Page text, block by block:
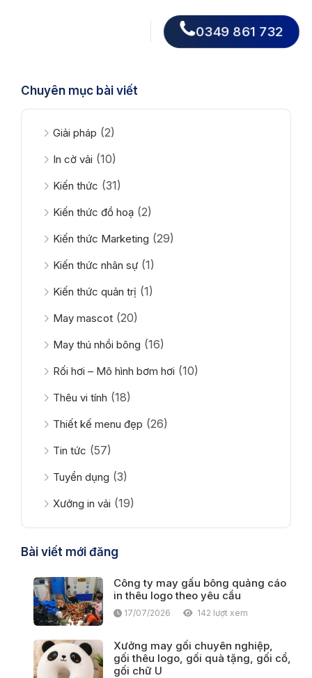
0349 861 732
Chuyên mục bài viết
Giải pháp (2)
In cờ vải (10)
Kiến thức (31)
Kiến thức đồ hoạ (2)
Kiến thức Marketing (29)
Kiến thức nhân sự (1)
Kiến thức quản trị (1)
May mascot (20)
May thú nhồi bông (16)
Rối hơi – Mô hình bơm hơi (10)
Thêu vi tính (18)
Thiết kế menu đẹp (26)
Tin tức (57)
Tuyển dụng (3)
Xưởng in vải (19)
Bài viết mới đăng
Công ty may gấu bông quảng cáo
in thêu logo theo yêu cầu
17/07/2026 142 lượt xem
Xưởng may gối chuyên nghiệp,
gối thêu logo, gối quà tặng, gối cổ,
gối chữ U